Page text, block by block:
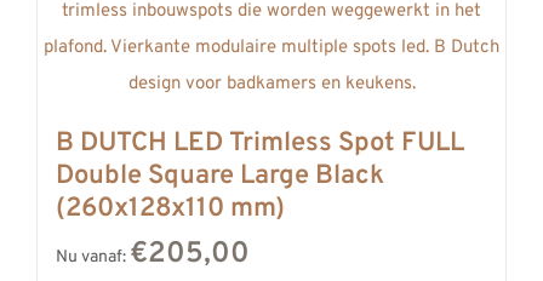
B DUTCH LED Trimless Spot FULL
Double Square Large Black
(260x128x110 mm)
Nu vanaf: €205,00